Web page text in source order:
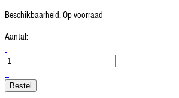
Beschikbaarheid:Op voorraad
Aantal:
-
+
Bestel